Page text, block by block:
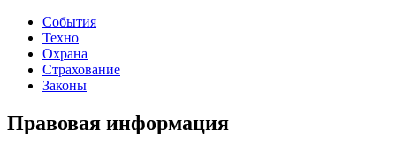
События
Техно
Охрана
Страхование
Законы
Правовая информация